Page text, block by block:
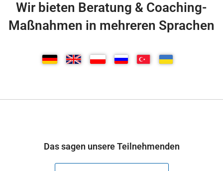
Wir bieten Beratung & Coaching-
Maßnahmen in mehreren Sprachen
Das sagen unsere Teilnehmenden